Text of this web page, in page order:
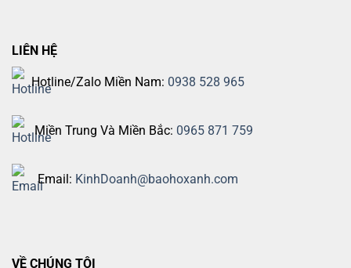
LIÊN HỆ
Hotline/Zalo Miền Nam: 0938 528 965
Miền Trung Và Miền Bắc: 0965 871 759
Email: KinhDoanh@baohoxanh.com
VỀ CHÚNG TÔI